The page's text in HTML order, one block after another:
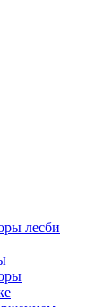
лесби